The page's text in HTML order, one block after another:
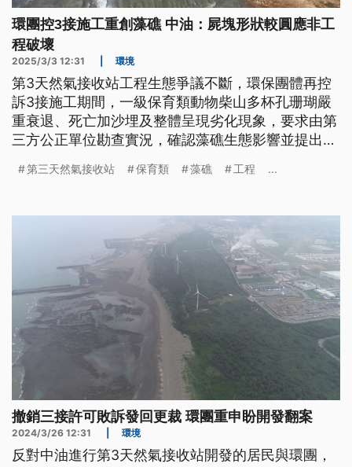
環團控3接施工重創藻礁 中油：屍塊形狀較圓應非工
程破壞
2025/3/3 12:31 環境
第3天然氣接收站工程生態爭議不斷，環保團體再控
訴3接施工期間，一級保育類動物柴山多杯孔珊瑚嚴
重衰退、死亡加沙埋及整體呈現劣化現象，要求由第
三方公正單位勘查實況，確認藻礁生態影響並提出妥
第三天然氣接收站 保育類 藻礁 工程 ...
撤銷三接許可敗訴發回更裁 環團重申盼開發翻案
2024/3/26 12:31 環境
反對中油進行第3天然氣接收站開發的居民與環團，